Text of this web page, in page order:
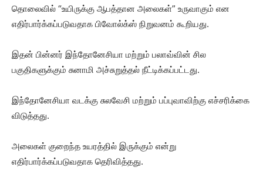
தொலைவில் “உயிருக்கு ஆபத்தான அலைகள்” உருவாகும் என
எதிர்பார்க்கப்படுவதாக பிவோல்க்ஸ் நிறுவனம் கூறியது.
இதன் பின்னர் இந்தோனேசியா மற்றும் பலாவ்வின் சில
பகுதிகளுக்கும் சுனாமி அச்சுறுத்தல் நீட்டிக்கப்பட்டது.
இந்தோனேசியா வடக்கு சுலவேசி மற்றும் பப்புவாவிற்கு எச்சரிக்கை
விடுத்தது.
அலைகள் குறைந்த உயரத்தில் இருக்கும் என்று
எதிர்பார்க்கப்படுவதாக தெரிவித்தது.